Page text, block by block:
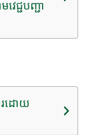
េជ្ជបញ្ជា
រដោយ